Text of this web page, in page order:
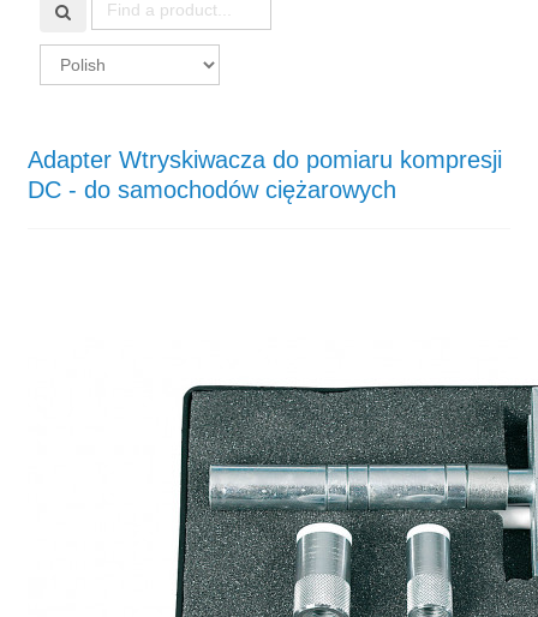
Adapter Wtryskiwacza do pomiaru kompresji
DC - do samochodów ciężarowych